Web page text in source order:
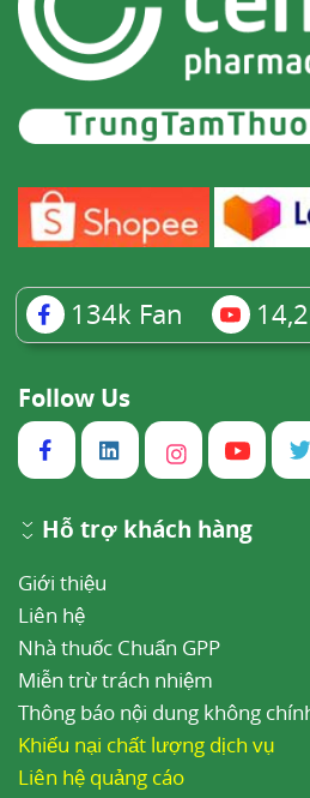
134k Fan
Follow Us
Hỗ trợ khách hàng
Giới thiệu
Liên hệ
Nhà thuốc Chuẩn GPP
Miễn trừ trách nhiệm
Thông báo nội dung không
Khiếu nại chất lượng dịch vụ
Liên hệ quảng cáo